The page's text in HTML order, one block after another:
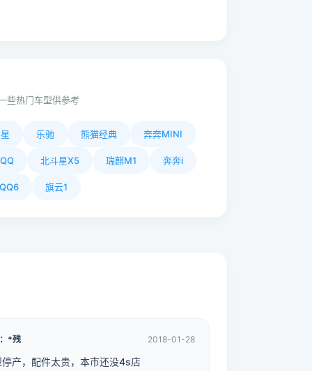
些热门车型供参考
乐驰 熊猫经典 奔奔MINI
北斗星X5 瑞麒M1 奔奔i
旗云1
*残 2018-01-28
停产，配件太贵，本市还没4s店